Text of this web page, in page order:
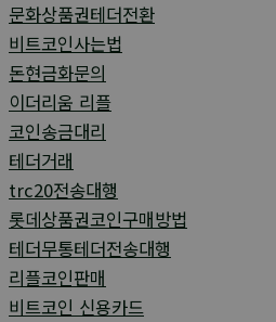
문화상품권테더전환
비트코인사는법
돈현금화문의
이더리움 리플
코인송금대리
테더거래
trc20전송대행
롯데상품권코인구매방법
테더무통테더전송대행
리플코인판매
비트코인 신용카드